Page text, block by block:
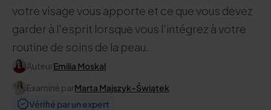
votre visage vous apporte et ce que vous devez
garder à l'esprit lorsque vous l'intégrez à votre
routine de soins de la peau.
AuteurEmilia Moskal
Examiné parMarta Majszyk-Świątek
Vérifié par un expert